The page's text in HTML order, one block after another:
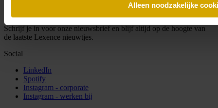
Alleen noodzakelijke
Schrijf je in voor onze nieuwsbrief en blijf altijd op de hoogte van
de laatste Lexence nieuwtjes.
Social
LinkedIn
Spotify
Instagram - corporate
Instagram - werken bij